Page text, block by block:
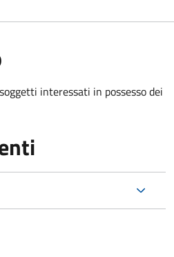
interessati in possesso dei